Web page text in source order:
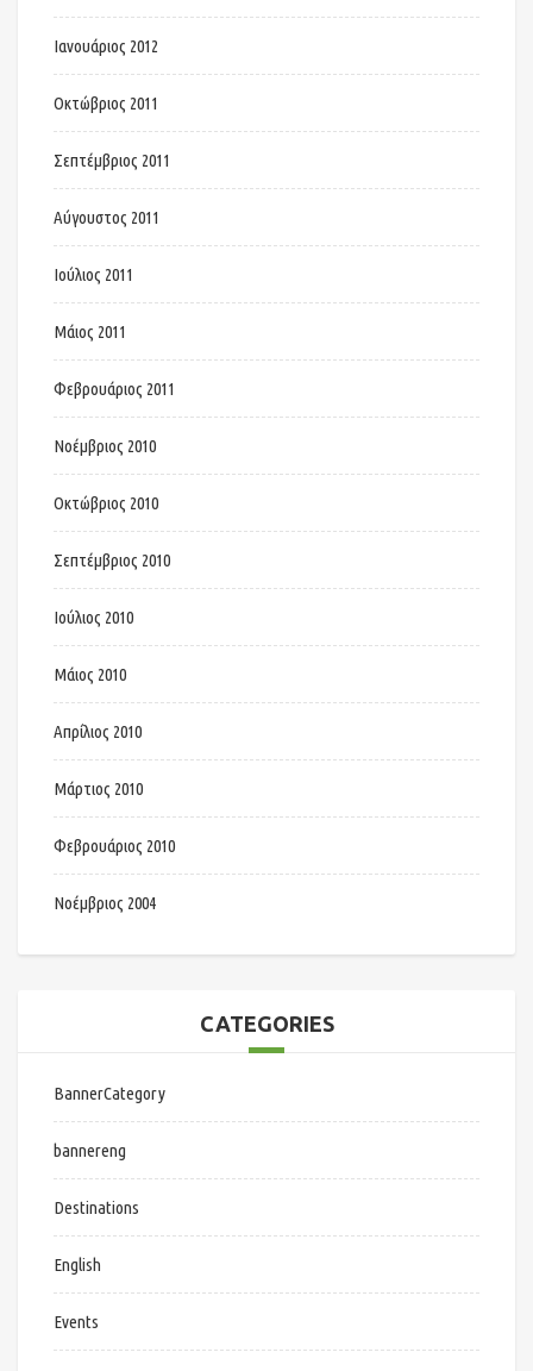
Ιανουάριος 2012
Οκτώβριος 2011
Σεπτέμβριος 2011
Αύγουστος 2011
Ιούλιος 2011
Μάιος 2011
Φεβρουάριος 2011
Νοέμβριος 2010
Οκτώβριος 2010
Σεπτέμβριος 2010
Ιούλιος 2010
Μάιος 2010
Απρίλιος 2010
Μάρτιος 2010
Φεβρουάριος 2010
Νοέμβριος 2004
CATEGORIES
BannerCategory
bannereng
Destinations
English
Events